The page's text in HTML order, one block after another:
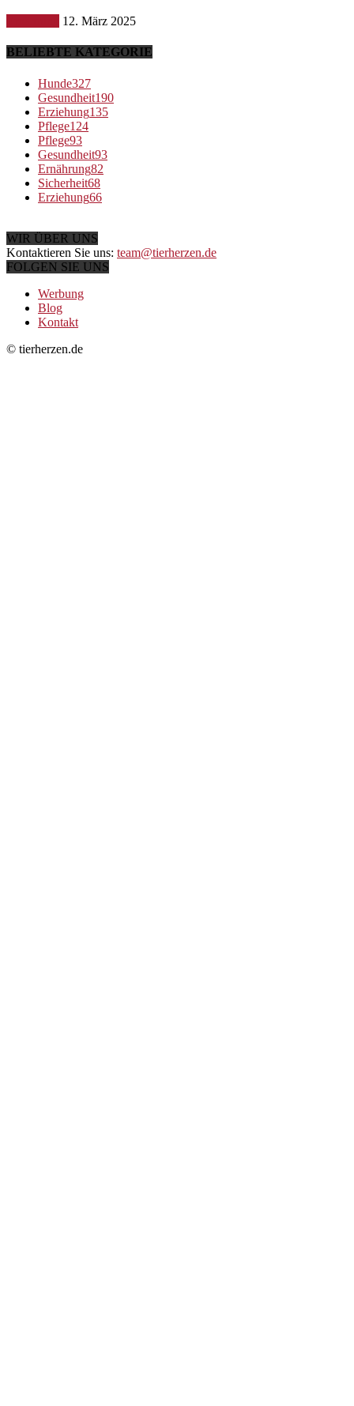
12. März 2025
BELIEBTE KATEGORIE
Hunde327
Gesundheit190
Erziehung135
Pflege124
Pflege93
Gesundheit93
Ernährung82
Sicherheit68
Erziehung66
WIR ÜBER UNS
Kontaktieren Sie uns: team@tierherzen.de
FOLGEN SIE UNS
Werbung
Blog
Kontakt
© tierherzen.de